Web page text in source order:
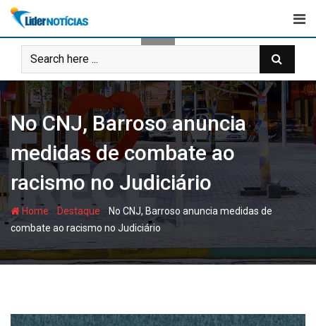
Skip
content
No CNJ, Barroso anuncia
medidas de combate ao
racismo no Judiciário
Home - Destaque - No CNJ, Barroso anuncia medidas de
combate ao racismo no Judiciário